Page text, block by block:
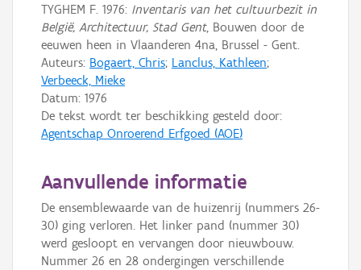
TYGHEM F. 1976: Inventaris van het cultuurbezit in
België, Architectuur, Stad Gent, Bouwen door de
eeuwen heen in Vlaanderen 4na, Brussel - Gent.
Auteurs: Bogaert, Chris; Lanclus, Kathleen;
Verbeeck, Mieke
Datum: 1976
De tekst wordt ter beschikking gesteld door:
Agentschap Onroerend Erfgoed (AOE)
Aanvullende informatie
De ensemblewaarde van de huizenrij (nummers 26-
30) ging verloren. Het linker pand (nummer 30)
werd gesloopt en vervangen door nieuwbouw.
Nummer 26 en 28 ondergingen verschillende